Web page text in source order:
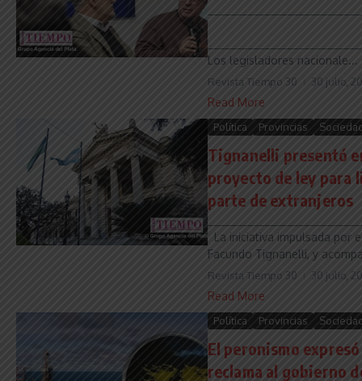
Los legisladores nacionale...
Revista Tiempo 30 30 julio,
Read More
Política Provincias
Tignanelli presentó
proyecto de ley para
parte de extranjeros
La iniciativa impulsada por
Facundo Tignanelli, y
Revista Tiempo 30 30 julio,
Read More
Política Provincias
El peronismo
reclama al gobierno